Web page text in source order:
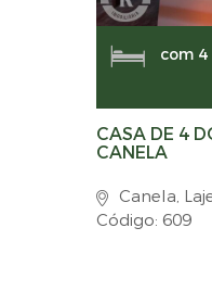
com
CASA DE 4
CANELA
Canela,
Código: 609